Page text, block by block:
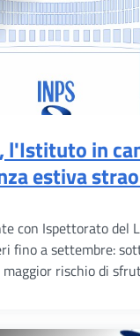
l'Istituto in
estiva
con Ispettorato del
fino a settembre:
maggior rischio di